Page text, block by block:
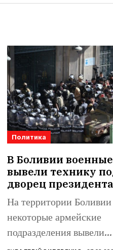
Политика
В Боливии военные
вывели технику
дворец президента
На территории Боливии
некоторые армейские
подразделения вывели